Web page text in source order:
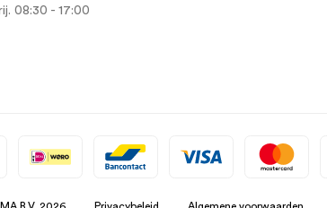
08:30 - 17:00